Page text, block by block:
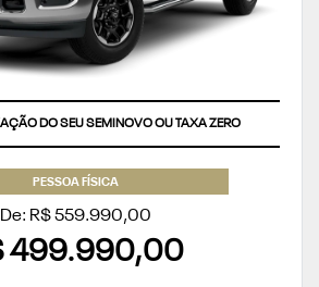
DO SEU SEMINOVO OU TAXA ZERO
PESSOA FÍSICA
De: R$ 559.990,00
499.990,00